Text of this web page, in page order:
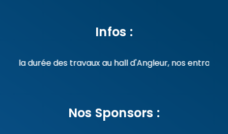
Infos :
durée des travaux au hall d'Angleur, nos
Nos Sponsors :